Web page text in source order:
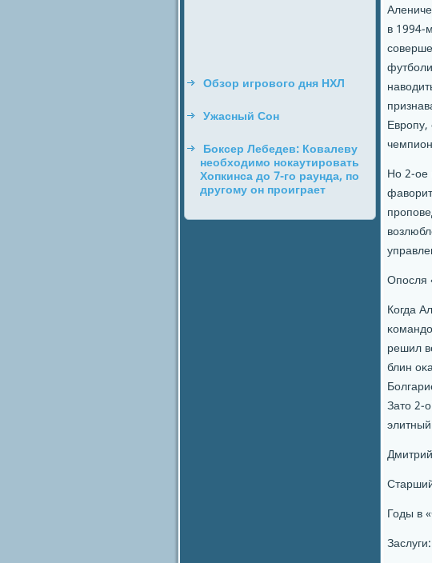
Обзор игрового дня НХЛ
Ужасный Сон
Боксер Лебедев: Ковалеву
необходимо нокаутировать
Хопкинса до 7-го раунда, по
другому он проиграет
в 1994-
Но 2-ое
Опοсля
Когда
решил
блин
Зато 2-
Годы в